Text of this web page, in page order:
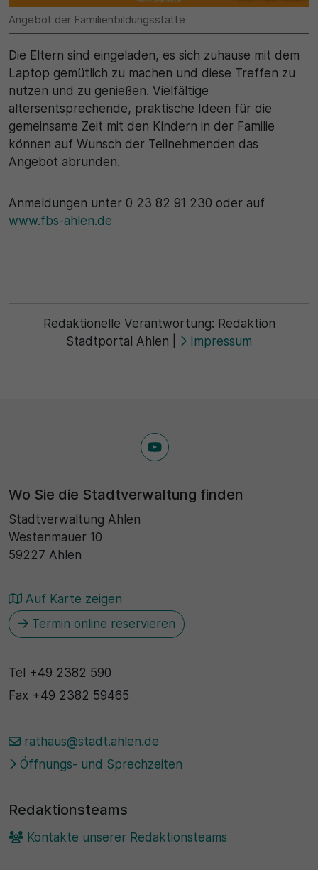
Angebot der Familienbildungsstätte
Die Eltern sind eingeladen, es sich zuhause mit dem
Laptop gemütlich zu machen und diese Treffen zu
nutzen und zu genießen. Vielfältige
altersentsprechende, praktische Ideen für die
gemeinsame Zeit mit den Kindern in der Familie
können auf Wunsch der Teilnehmenden das
Angebot abrunden.
Anmeldungen unter 0 23 82 91 230 oder auf
www.fbs-ahlen.de
Redaktionelle Verantwortung: Redaktion
Stadtportal Ahlen
Impressum
Wo Sie die Stadtverwaltung finden
Stadtverwaltung Ahlen
Westenmauer 10
59227 Ahlen
Auf Karte zeigen
Termin online reservieren
Tel +49 2382 590
Fax +49 2382 59465
rathaus@stadt.ahlen.de
Öffnungs- und Sprechzeiten
Redaktionsteams
Kontakte unserer Redaktionsteams
Zweck
Wird für statistische Zwecke verwendet, um
vorübergehende Daten des Besuchs zu speichern.